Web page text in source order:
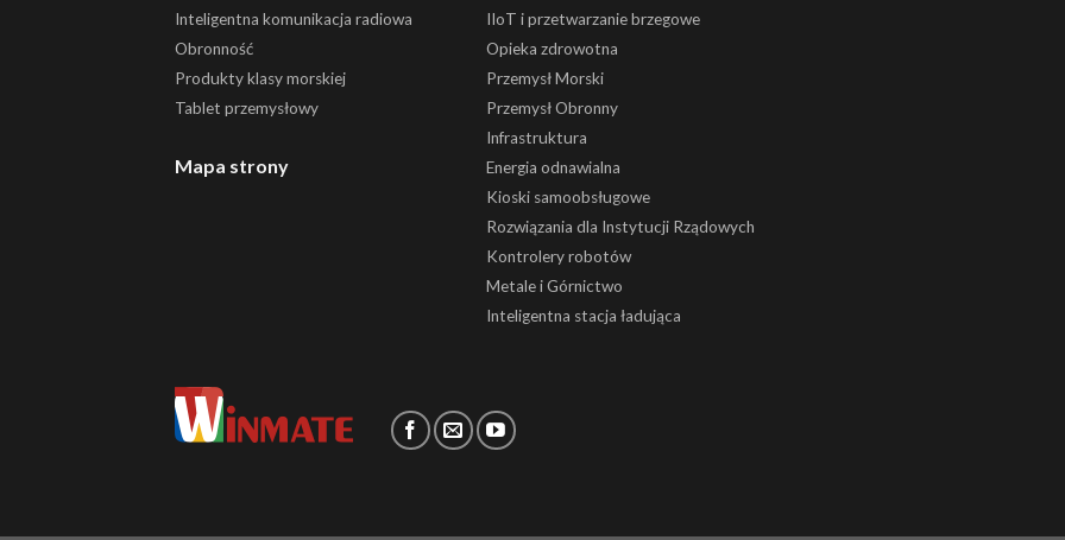
Inteligentna komunikacja radiowa
Obronność
Produkty klasy morskiej
Tablet przemysłowy
Mapa strony
IIoT i przetwarzanie brzegowe
Opieka zdrowotna
Przemysł Morski
Przemysł Obronny
Infrastruktura
Energia odnawialna
Kioski samoobsługowe
Rozwiązania dla Instytucji Rządowych
Kontrolery robotów
Metale i Górnictwo
Inteligentna stacja ładująca